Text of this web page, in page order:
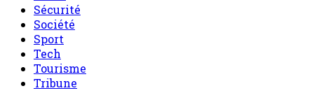
Sécurité
Société
Sport
Tech
Tourisme
Tribune